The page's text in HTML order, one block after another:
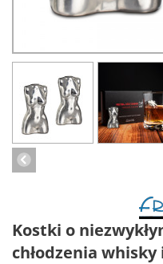
Kostki o
chłodzenia